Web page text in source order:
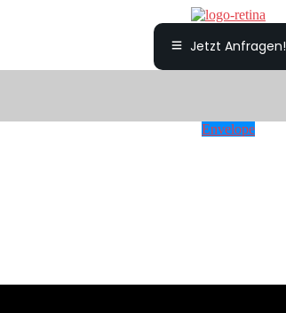
Jetzt Anfragen!
Envelope